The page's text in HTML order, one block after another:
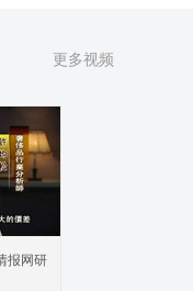
报网研
更多视频